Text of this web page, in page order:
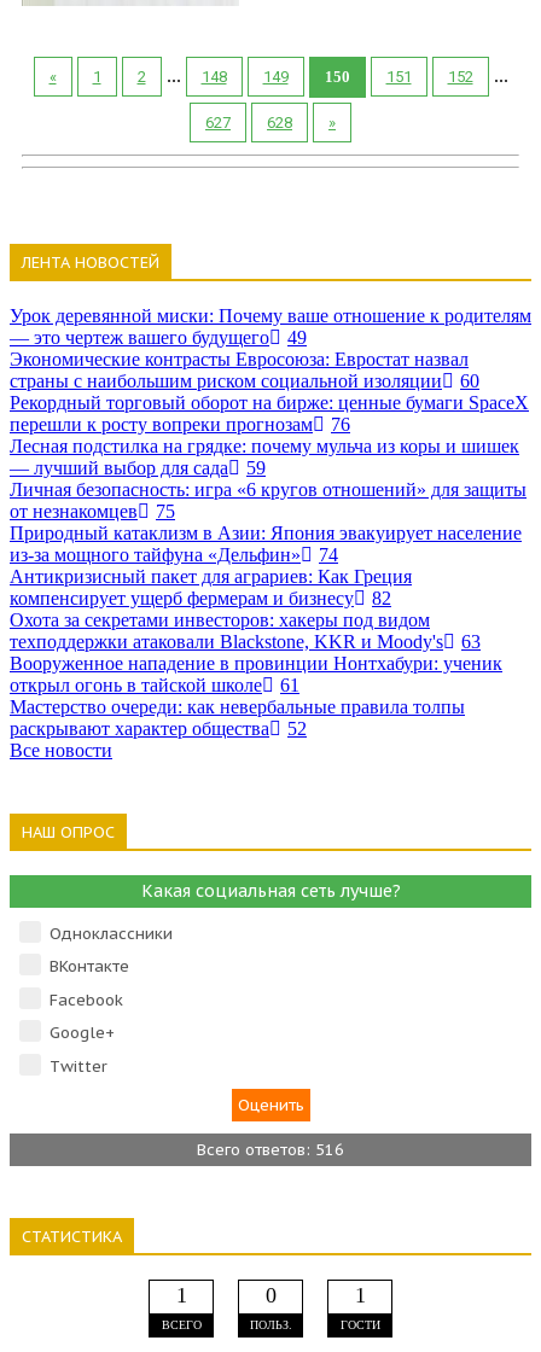
« 1 2 ... 148 149 150 151 152 ...
627 628 »
ЛЕНТА НОВОСТЕЙ
Урок деревянной миски: Почему ваше отношение к родителям
— это чертеж вашего будущего
49
Экономические контрасты Евросоюза: Евростат назвал
страны с наибольшим риском социальной изоляции
60
Рекордный торговый оборот на бирже: ценные бумаги SpaceX
перешли к росту вопреки прогнозам
76
Лесная подстилка на грядке: почему мульча из коры и шишек
— лучший выбор для сада
59
Личная безопасность: игра «6 кругов отношений» для защиты
от незнакомцев
75
Природный катаклизм в Азии: Япония эвакуирует население
из-за мощного тайфуна «Дельфин»
74
Антикризисный пакет для аграриев: Как Греция
компенсирует ущерб фермерам и бизнесу
82
Охота за секретами инвесторов: хакеры под видом
техподдержки атаковали Blackstone, KKR и Moody's
63
Вооруженное нападение в провинции Нонтхабури: ученик
открыл огонь в тайской школе
61
Мастерство очереди: как невербальные правила толпы
раскрывают характер общества
52
Все новости
НАШ ОПРОС
Какая социальная сеть лучше?
Одноклассники
ВКонтакте
Facebook
Google+
Тwitter
Всего ответов: 516
СТАТИСТИКА
1
ВСЕГО
0
ПОЛЬЗ.
1
ГОСТИ